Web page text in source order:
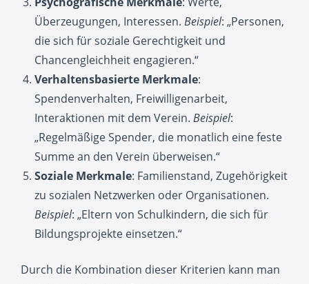
Überzeugungen, Interessen. Beispiel: „Personen,
die sich für soziale Gerechtigkeit und
Chancengleichheit engagieren.“
Verhaltensbasierte Merkmale:
Spendenverhalten, Freiwilligenarbeit,
Interaktionen mit dem Verein. Beispiel:
„Regelmäßige Spender, die monatlich eine feste
Summe an den Verein überweisen.“
Soziale Merkmale: Familienstand, Zugehörigkeit
zu sozialen Netzwerken oder Organisationen.
Beispiel: „Eltern von Schulkindern, die sich für
Bildungsprojekte einsetzen.“
Durch die Kombination dieser Kriterien kann man